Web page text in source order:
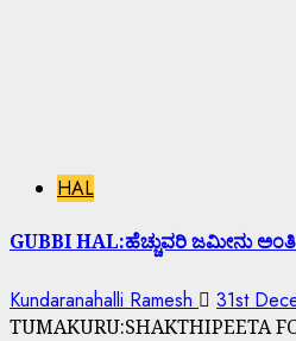
HAL
GUBBI HAL:ಹೆಚ್ಚುವರಿ ಜಮೀನು
Kundaranahalli Ramesh 31st
TUMAKURU:SHAKTHIPEETA